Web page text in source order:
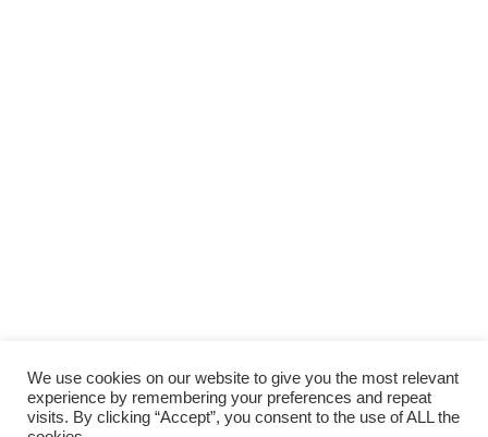
We use cookies on our website to give you the most relevant
experience by remembering your preferences and repeat
visits. By clicking “Accept”, you consent to the use of ALL the